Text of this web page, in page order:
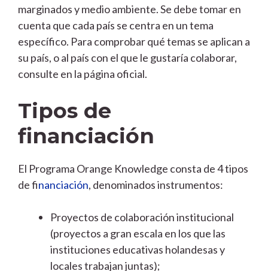
marginados y medio ambiente. Se debe tomar en
cuenta que cada país se centra en un tema
específico. Para comprobar qué temas se aplican a
su país, o al país con el que le gustaría colaborar,
consulte en la página oficial.
Tipos de
financiación
El Programa Orange Knowledge consta de 4 tipos
de financiación, denominados instrumentos:
Proyectos de colaboración institucional
(proyectos a gran escala en los que las
instituciones educativas holandesas y
locales trabajan juntas);